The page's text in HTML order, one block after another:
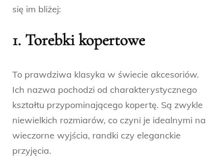
się im bliżej:
1. Torebki kopertowe
To prawdziwa klasyka w świecie akcesoriów.
Ich nazwa pochodzi od charakterystycznego
kształtu przypominającego kopertę. Są zwykle
niewielkich rozmiarów, co czyni je idealnymi na
wieczorne wyjścia, randki czy eleganckie
przyjęcia.